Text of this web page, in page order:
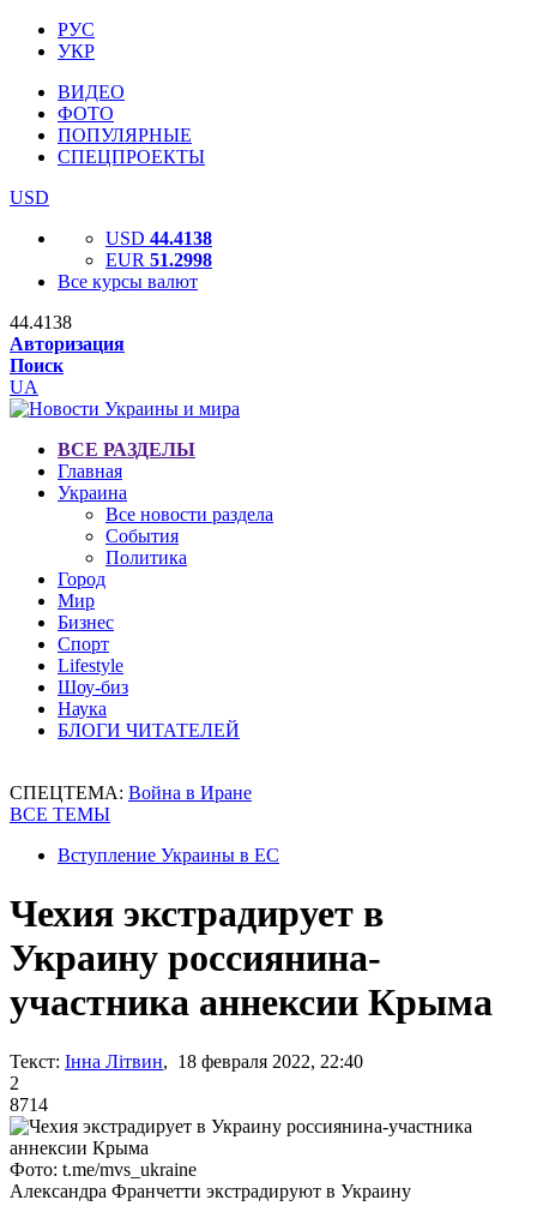
РУС
УКР
ВИДЕО
ФОТО
ПОПУЛЯРНЫЕ
СПЕЦПРОЕКТЫ
USD
USD 44.4138
EUR 51.2998
Все курсы валют
44.4138
Авторизация
Поиск
UA
ВСЕ РАЗДЕЛЫ
Главная
Украина
Все новости раздела
События
Политика
Город
Мир
Бизнес
Спорт
Lifestyle
Шоу-биз
Наука
БЛОГИ ЧИТАТЕЛЕЙ
СПЕЦТЕМА: Война в Иране
ВСЕ ТЕМЫ
Вступление Украины в ЕС
Чехия экстрадирует в
Украину россиянина-
участника аннексии Крыма
Текст: Інна Літвин, 18 февраля 2022, 22:40
2
8714
Фото: t.me/mvs_ukraine
Александра Франчетти экстрадируют в Украину